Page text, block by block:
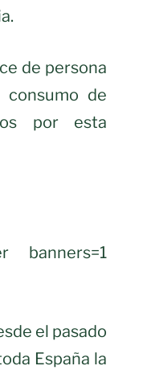
de persona
de
por esta
banners=1
el pasado
España la